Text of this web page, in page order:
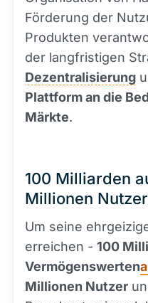
Förderung der
Produkten
der langfristigen
Dezentralisierung
Plattform an die
Märkte.
100 Milliarden
Millionen
Um seine
erreichen - 100
Vermögenswerten
Millionen Nutzer